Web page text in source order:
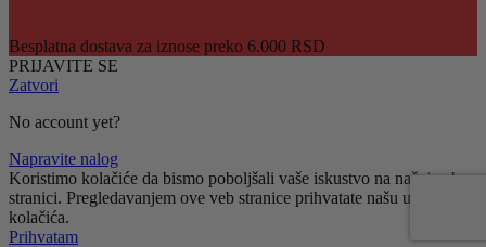
Besplatna dostava za iznose preko 6.000 RSD
PRIJAVITE SE
Zatvori
No account yet?
Napravite nalog
Koristimo kolačiće da bismo poboljšali vaše iskustvo na našoj veb
stranici. Pregledavanjem ove veb stranice prihvatate našu upotrebu
kolačića.
Prihvatam